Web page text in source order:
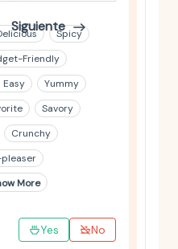
SiguienteSpicy
Friendly
Easy
Yummy
Savory
Crunchy
More
Yes No